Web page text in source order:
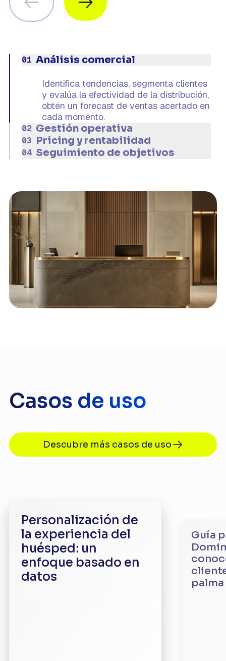
01 Análisis comercial
Identifica tendencias, segmenta clientes
y evalúa la efectividad de la distribución,
obtén un forecast de ventas acertado en
cada momento.
02 Gestión operativa
Optimiza el GOP, controla los costes y
mejora la eficiencia de los procesos
03 Pricing y rentabilidad
Establece precios óptimos, maximiza los
04 Seguimiento de objetivos
Casos de uso
Descubre más casos de uso
Personalización de
la experiencia del
huésped: un
enfoque basado en
datos
Guía